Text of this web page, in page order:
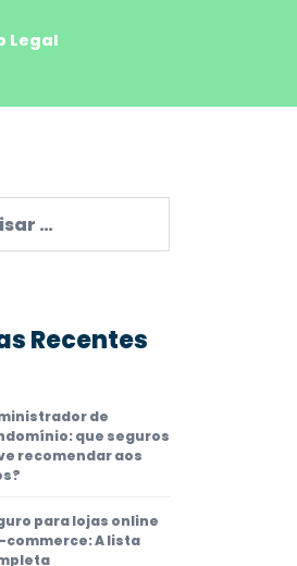
Legal
Recentes
de
que seguros
recomendar aos
para lojas online
commerce: A lista